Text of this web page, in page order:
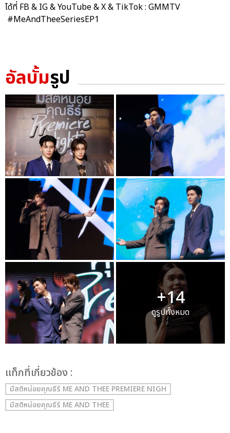
ได้ที่ FB & IG & YouTube & X & TikTok : GMMTV
#MeAndTheeSeriesEP1
อัลบั้มรูป
+14
ดูรูปทั้งหมด
เเท็กที่เกี่ยวข้อง :
มีสติหน่อยคุณธีร์ ME AND THEE PREMIERE NIGH
มีสติหน่อยคุณธีร์ ME AND THEE